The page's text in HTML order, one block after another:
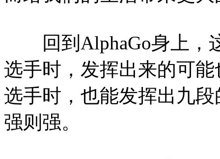
回到AlphaGo身上，
选手时，发挥出来的可
选手时，也能发挥出九
强则强。